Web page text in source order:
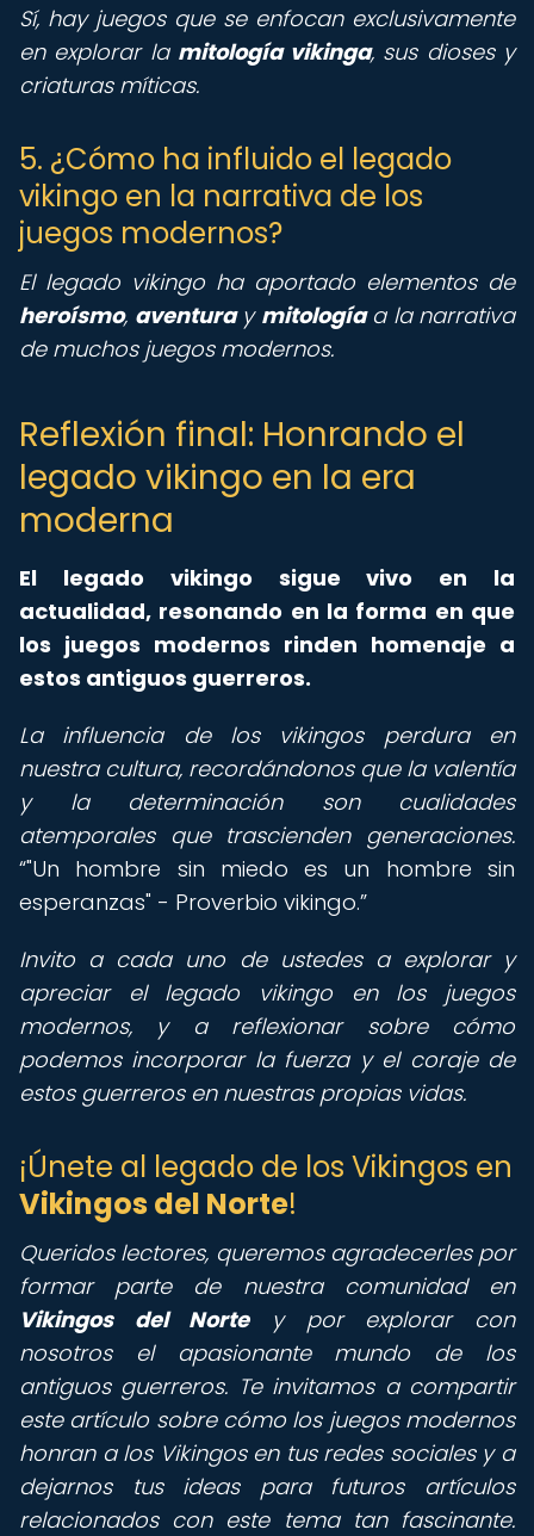
Sí, hay juegos que se enfocan exclusivamente
en explorar la mitología vikinga, sus dioses y
criaturas míticas.
5. ¿Cómo ha influido el legado
vikingo en la narrativa de los
juegos modernos?
El legado vikingo ha aportado elementos de
heroísmo, aventuray mitologíaa la narrativa
de muchos juegos modernos.
Reflexión final: Honrando el
legado vikingo en la era
moderna
El legado vikingo sigue vivo en la
actualidad, resonando en la forma en que
los juegos modernos rinden homenaje a
estos antiguos guerreros.
La influencia de los vikingos perdura en
nuestra cultura, recordándonos que la valentía
y la determinación son cualidades
atemporales que trascienden generaciones.
"Un hombre sin miedo es un hombre sin
esperanzas" - Proverbio vikingo.
Invito a cada uno de ustedes a explorar y
apreciar el legado vikingo en los juegos
modernos, y a reflexionar sobre cómo
podemos incorporar la fuerza y el coraje de
estos guerreros en nuestras propias vidas.
¡Únete al legado de los Vikingos en
Vikingos del Norte!
Queridos lectores, queremos agradecerles por
formar parte de nuestra comunidad en
Vikingos del Nortey por explorar con
nosotros el apasionante mundo de los
antiguos guerreros. Te invitamos a compartir
este artículo sobre cómo los juegos modernos
honran a los Vikingos en tus redes sociales y a
dejarnos tus ideas para futuros artículos
relacionados con este tema tan fascinante.